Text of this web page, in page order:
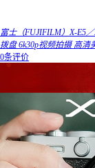
富士（FUJIFILM）X-E5
拨盘 6k30p视频拍摄 高清
0条评价